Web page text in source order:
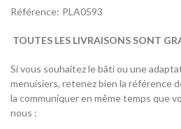
Référence: PLA0593
TOUTES LES LIVRAISONS SONT
Si vous souhaitez le bâti ou une
menuisiers, retenez bien la référence
la communiquer en même temps que
nous :